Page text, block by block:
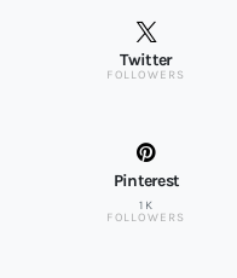
Twitter
FOLLOWERS
Pinterest
1K
FOLLOWERS